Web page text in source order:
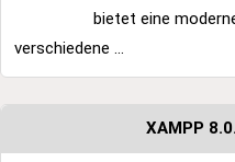
bietet eine
verschiedene ...
XAMPP